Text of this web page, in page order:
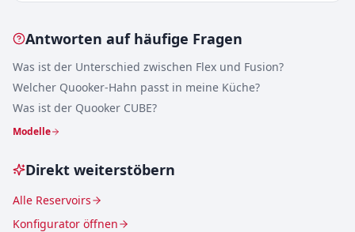
Antworten auf häufige Fragen
Was ist der Unterschied zwischen Flex und Fusion?
Welcher Quooker-Hahn passt in meine Küche?
Was ist der Quooker CUBE?
Modelle
Direkt weiterstöbern
Alle Reservoirs
Konfigurator öffnen